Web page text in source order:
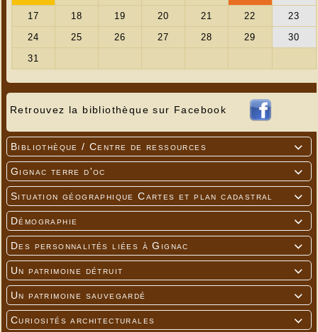
Retrouvez la bibliothèque sur Facebook

Bibliothèque / Centre de ressources

Gignac terre d'oc

Situation géographique Cartes et plan cadastral

Démographie

Des personnalités liées à Gignac

Un patrimoine détruit

Un patrimoine sauvegardé

Curiosités architecturales